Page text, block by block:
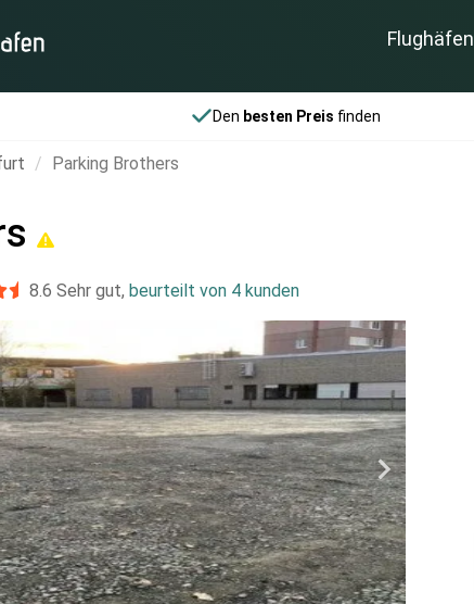
Flughäfen
Den besten Preis finden
Parking Brothers
8.6 Sehr gut, beurteilt von 4 kunden